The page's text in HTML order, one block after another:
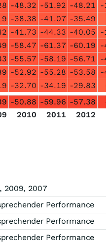
-48.32 -51.92 -48.21 -
-38.38 -41.07 -35.49
-41.73 -44.33 -40.05 -
-58.47 -61.37 -60.19 -
-55.57 -58.19 -56.71 -
-52.92 -55.28 -53.58 -
-32.70 -34.19 -29.83
-
-50.88 -59.96 -57.38
-
2010 2011 2012
2009, 2007
Performance
Performance
Performance